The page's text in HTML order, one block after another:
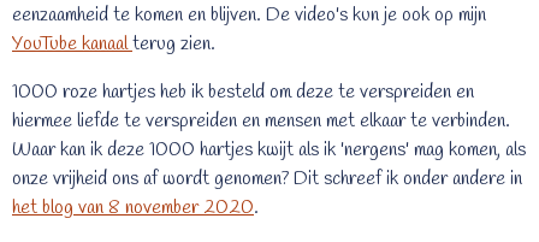
eenzaamheid te komen en blijven. De video's kun je ook op mijn
YouTube kanaalterug zien.
1000 roze hartjes heb ik besteld om deze te verspreiden en
hiermee liefde te verspreiden en mensen met elkaar te verbinden.
Waar kan ik deze 1000 hartjes kwijt als ik 'nergens' mag komen, als
onze vrijheid ons af wordt genomen? Dit schreef ik onder andere in
het blog van 8 november 2020.